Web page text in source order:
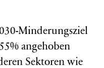
Minderungsziel
angehoben
Sektoren wie